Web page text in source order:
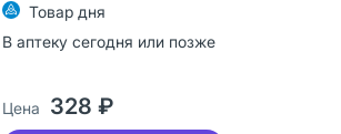
Товар дня
В аптеку сегодня или позже
Цена 328 ₽